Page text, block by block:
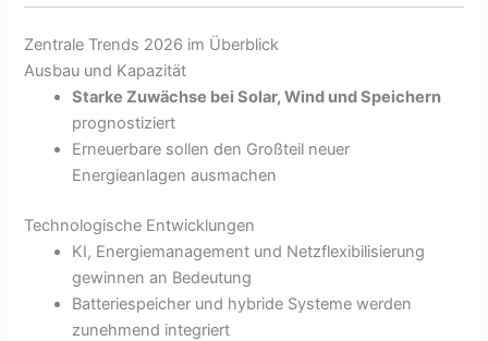
Zentrale Trends 2026 im Überblick
Ausbau und Kapazität
Starke Zuwächse bei Solar, Wind und Speichern
prognostiziert
Erneuerbare sollen den Großteil neuer
Energieanlagen ausmachen
Technologische Entwicklungen
KI, Energiemanagement und Netzflexibilisierung
gewinnen an Bedeutung
Batteriespeicher und hybride Systeme werden
zunehmend integriert